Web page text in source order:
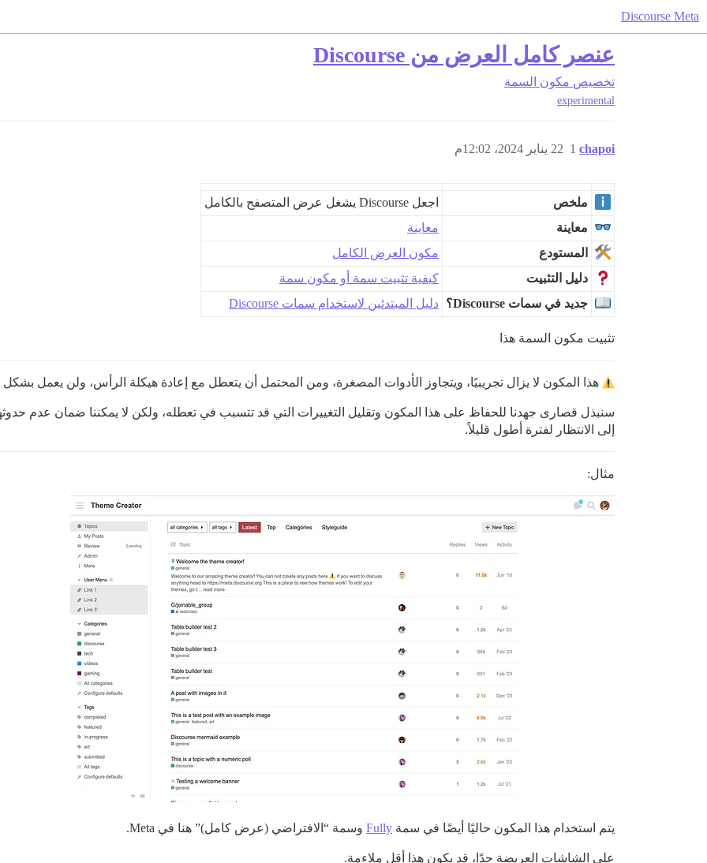
Discourse Meta
عنصر كامل العرض من Discourse
تخصيص مكون السمة
experimental
chapoi 22 يناير 2024، 12:02م 1
ملخص
اجعل Discourse يشغل عرض المتصفح بالكامل
معاينة
معاينة
المستودع
مكون العرض الكامل
دليل التثبيت
كيفية تثبيت سمة أو مكون سمة
جديد في سمات Discourse؟
دليل المبتدئين لاستخدام سمات Discourse
تثبيت مكون السمة هذا
هذا المكون لا يزال تجريبيًا، ويتجاوز الأدوات المصغرة، ومن المحتمل أن يتعطل مع إعادة هيكلة الرأس، ولن يعمل
سنبذل قصارى جهدنا للحفاظ على هذا المكون وتقليل التغييرات التي قد تتسبب في تعطله، ولكن لا يمكننا ضمان عدم
إلى الانتظار لفترة أطول قليلاً.
مثال:
يتم استخدام هذا المكون حاليًا أيضًا في سمة Fully وسمة “الافتراضي (عرض كامل)” هنا في Meta.
على الشاشات العريضة جدًا، قد يكون هذا أقل ملاءمة.